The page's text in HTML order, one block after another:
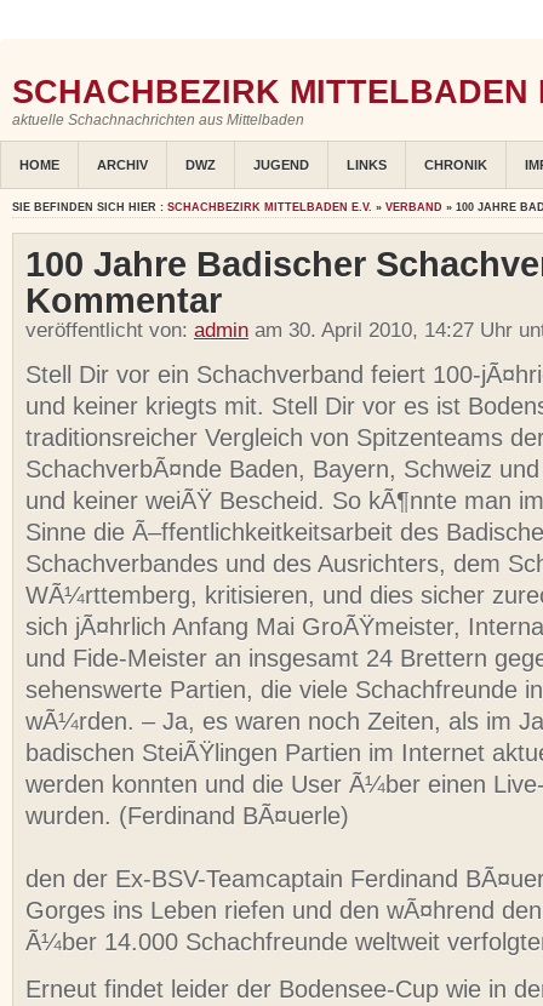
SCHACHBEZIRK MITTELBADEN
aktuelle Schachnachrichten aus Mittelbaden
HOME ARCHIV DWZ JUGEND LINKS CHRONIK
SIE BEFINDEN SICH HIER : SCHACHBEZIRK MITTELBADEN E.V. » VERBAND » 100 JAHRE
100 Jahre Badischer
Kommentar
veröffentlicht von: admin am 30. April 2010, 14:27 Uhr
Stell Dir vor ein Schachverband feiert 100-
und keiner kriegts mit. Stell Dir vor es ist
traditionsreicher Vergleich von Spitzenteams
SchachverbÃ¤nde Baden, Bayern, Schweiz
und keiner weiÃŸ Bescheid. So kÃ¶nnte man
Sinne die Ã–ffentlichkeitkeitsarbeit des
Schachverbandes und des Ausrichters, dem
WÃ¼rttemberg, kritisieren, und dies sicher
sich jÃ¤hrlich Anfang Mai GroÃŸmeister,
und Fide-Meister an insgesamt 24 Brettern
sehenswerte Partien, die viele Schachfreunde
wÃ¼rden. – Ja, es waren noch Zeiten, als im
badischen SteiÃŸlingen Partien im Internet
werden konnten und die User Ã¼ber einen
wurden. (Ferdinand BÃ¤uerle)
den der Ex-BSV-Teamcaptain Ferdinand
Gorges ins Leben riefen und den wÃ¤hrend
Ã¼ber 14.000 Schachfreunde weltweit
Erneut findet leider der Bodensee-Cup wie in